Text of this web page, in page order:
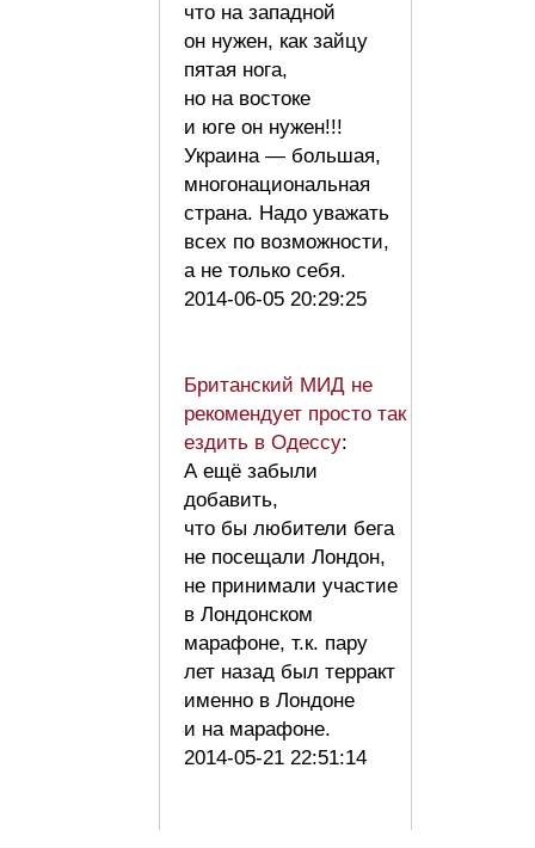
что на западной
он нужен, как зайцу
пятая нога,
но на востоке
и юге он нужен!!!
Украина — большая,
многонациональная
страна. Надо уважать
всех по возможности,
а не только себя.
2014-06-05 20:29:25
Британский МИД не
рекомендует просто так
ездить в Одессу:
А ещё забыли
добавить,
что бы любители бега
не посещали Лондон,
не принимали участие
в Лондонском
марафоне, т.к. пару
лет назад был терракт
именно в Лондоне
и на марафоне.
2014-05-21 22:51:14